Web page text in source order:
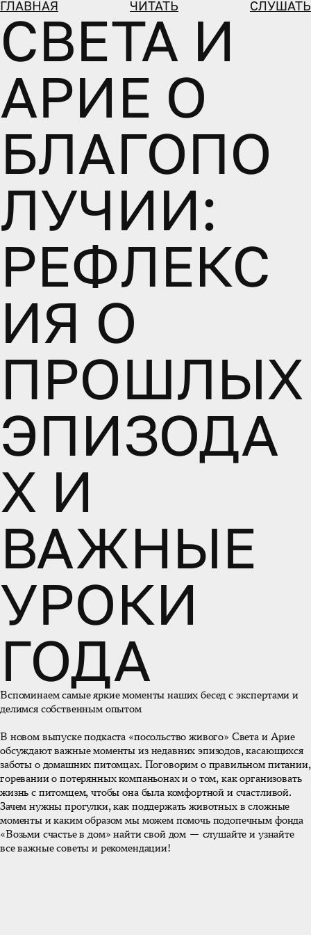
ГЛАВНАЯ ЧИТАТЬ СЛУШАТЬ
СВЕТА И
АРИЕ О
БЛАГОПО
ЛУЧИИ:
РЕФЛЕКС
ИЯ О
ПРОШЛЫХ
ЭПИЗОДА
Х И
ВАЖНЫЕ
УРОКИ
ГОДА
Вспоминаем самые яркие моменты наших бесед с экспертами и
делимся собственным опытом
В новом выпуске подкаста «посольство живого» Света и Арие
обсуждают важные моменты из недавних эпизодов, касающихся
заботы о домашних питомцах. Поговорим о правильном питании,
горевании о потерянных компаньонах и о том, как организовать
жизнь с питомцем, чтобы она была комфортной и счастливой.
Зачем нужны прогулки, как поддержать животных в сложные
моменты и каким образом мы можем помочь подопечным фонда
«Возьми счастье в дом» найти свой дом — слушайте и узнайте
все важные советы и рекомендации!